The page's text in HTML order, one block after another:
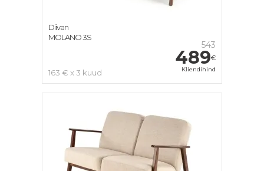
543
489€
Kliendihind
163 € x 3 kuud
Diivan
MOLANO 3S